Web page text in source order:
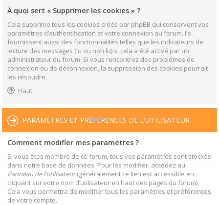
À quoi sert « Supprimer les cookies » ?
Cela supprime tous les cookies créés par phpBB qui conservent vos
paramètres d’authentification et votre connexion au forum. Ils
fournissent aussi des fonctionnalités telles que les indicateurs de
lecture des messages (lu ou non lu) si cela a été activé par un
administrateur du forum. Si vous rencontrez des problèmes de
connexion ou de déconnexion, la suppression des cookies pourrait
les résoudre.
Haut
PARAMÈTRES ET PRÉFÉRENCES DE L’UTILISATEUR
Comment modifier mes paramètres ?
Si vous êtes membre de ce forum, tous vos paramètres sont stockés
dans notre base de données. Pour les modifier, accédez au
Panneau de l’utilisateur(généralement ce lien est accessible en
cliquant sur votre nom d’utilisateur en haut des pages du forum).
Cela vous permettra de modifier tous les paramètres et préférences
de votre compte.